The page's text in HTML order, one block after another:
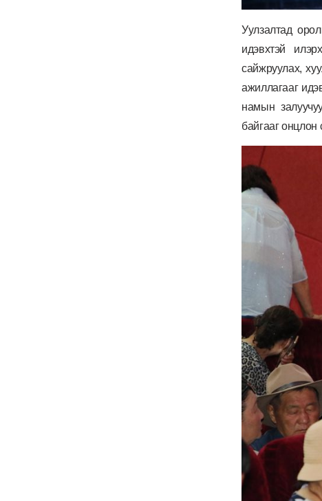
Уулзалтад
идэвхтэй
сайжруулах,
ажиллагааг
намын
байгааг